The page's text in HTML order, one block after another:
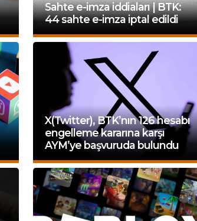
Sahte e-imza iddiaları | BTK:
44 sahte e-imza iptal edildi
X(Twitter), BTK’nın 126 hesabı
engelleme kararına karşı
AYM’ye başvuruda bulundu